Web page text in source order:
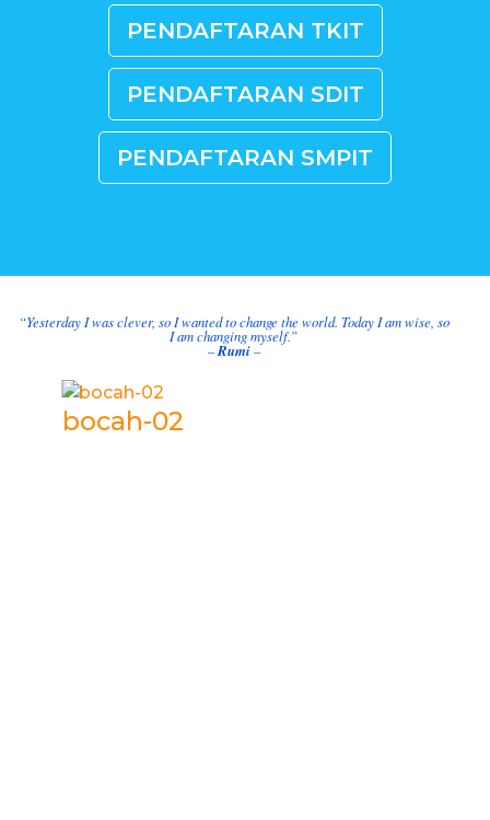
PENDAFTARAN TKIT
PENDAFTARAN SDIT
PENDAFTARAN SMPIT
“Yesterday I was clever, so I wanted to change the world. Today I am wise, so
I am changing myself.”
–Rumi–
bocah-02